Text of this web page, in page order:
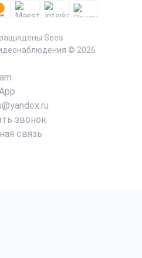
защищены Sees
© 2026
звонок
связь